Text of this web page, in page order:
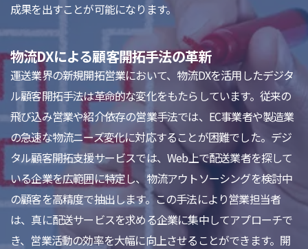
成果を出すことが可能になります。
物流DXによる顧客開拓手法の革新
運送業界の新規開拓営業において、物流DXを活用したデジタ
ル顧客開拓手法は革命的な変化をもたらしています。従来の
飛び込み営業や紹介依存の営業手法では、EC事業者や製造業
の急速な物流ニーズ変化に対応することが困難でした。デジ
タル顧客開拓支援サービスでは、Web上で配送業者を探して
いる企業を広範囲に特定し、物流アウトソーシングを検討中
の顧客を高精度で抽出します。この手法により営業担当者
は、真に配送サービスを求める企業に集中してアプローチで
き、営業活動の効率を大幅に向上させることができます。開